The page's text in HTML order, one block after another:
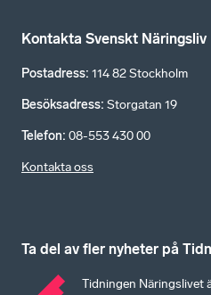
Kontakta Svenskt Näringsliv
Postadress: 114 82 Stockholm
Besöksadress: Storgatan 19
Telefon: 08-553 430 00
Kontakta oss
Ta del av fler nyheter på
Tidningen Näringslivet